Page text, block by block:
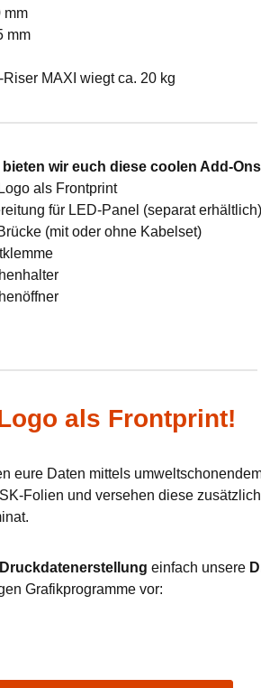
mm
mm
Riser MAXI wiegt ca. 20 kg
wir euch diese coolen Add-
als Frontprint
für LED-Panel (separat erhältlich)
(mit oder ohne Kabelset)
als Frontprint!
eure Daten mittels
Folien und versehen diese
Druckdatenerstellung einfach unsere
Grafikprogramme vor: